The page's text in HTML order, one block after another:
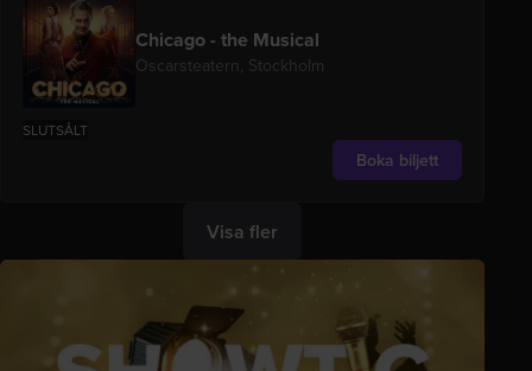
Chicago - the Musical
Oscarsteatern, Stockholm
SLUTSÅLT
Boka biljett
Visa fler